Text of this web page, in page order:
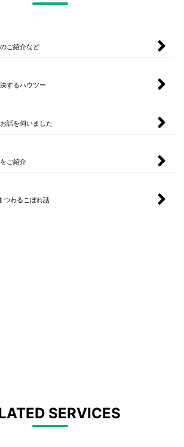
ご紹介など
するハウツー
話を伺いました
ご紹介
つわるこぼれ話
SERVICES